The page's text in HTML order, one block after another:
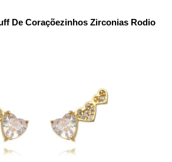
De Coraçõezinhos Zirconias Rodio